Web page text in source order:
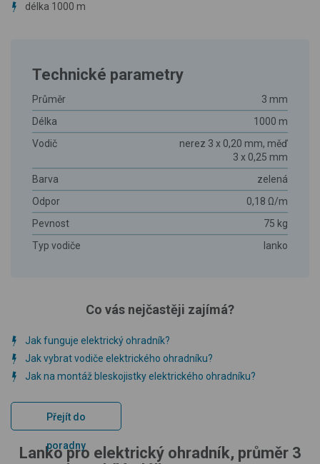
délka 1000 m
Technické parametry
Průměr
3 mm
Délka
1000 m
Vodič
nerez 3 x 0,20 mm, měď
3 x 0,25 mm
Barva
zelená
Odpor
0,18 Ω/m
Pevnost
75 kg
Typ vodiče
lanko
Co vás nejčastěji zajímá?
Jak funguje elektrický ohradník?
Jak vybrat vodiče elektrického ohradníku?
Jak na montáž bleskojistky elektrického ohradníku?
Přejít do
poradny
Lanko pro elektrický ohradník, průměr 3